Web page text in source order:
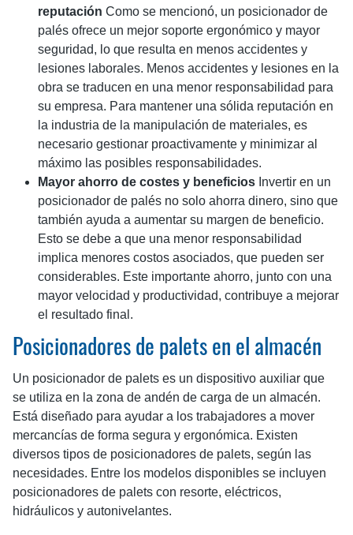
reputación Como se mencionó, un posicionador de
palés ofrece un mejor soporte ergonómico y mayor
seguridad, lo que resulta en menos accidentes y
lesiones laborales. Menos accidentes y lesiones en la
obra se traducen en una menor responsabilidad para
su empresa. Para mantener una sólida reputación en
la industria de la manipulación de materiales, es
necesario gestionar proactivamente y minimizar al
máximo las posibles responsabilidades.
Mayor ahorro de costes y beneficios Invertir en un
posicionador de palés no solo ahorra dinero, sino que
también ayuda a aumentar su margen de beneficio.
Esto se debe a que una menor responsabilidad
implica menores costos asociados, que pueden ser
considerables. Este importante ahorro, junto con una
mayor velocidad y productividad, contribuye a mejorar
el resultado final.
Posicionadores de palets en el almacén
Un posicionador de palets es un dispositivo auxiliar que
se utiliza en la zona de andén de carga de un almacén.
Está diseñado para ayudar a los trabajadores a mover
mercancías de forma segura y ergonómica. Existen
diversos tipos de posicionadores de palets, según las
necesidades. Entre los modelos disponibles se incluyen
posicionadores de palets con resorte, eléctricos,
hidráulicos y autonivelantes.